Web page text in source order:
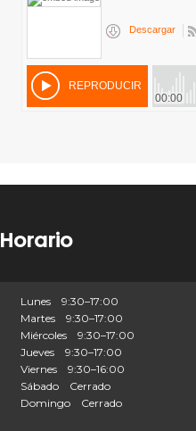
Horario
Lunes 9:30–17:00
Martes 9:30–17:00
Miércoles 9:30–17:00
Jueves 9:30–17:00
Viernes 9:30–16:00
Sábado Cerrado
Domingo Cerrado